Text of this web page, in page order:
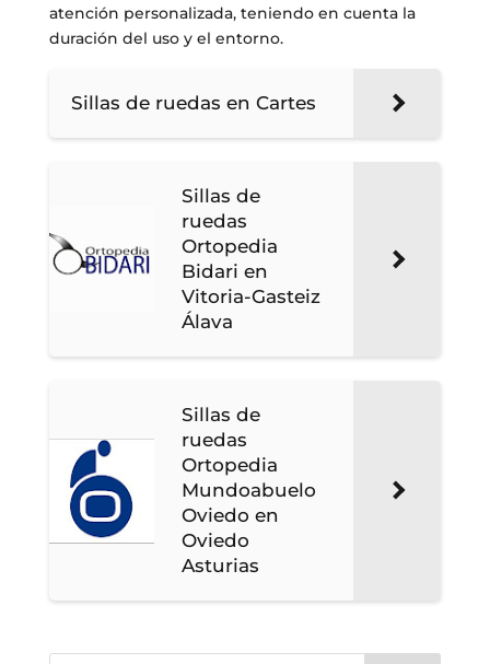
atención personalizada, teniendo en cuenta la
duración del uso y el entorno.
Sillas de ruedas en Cartes
Sillas de
ruedas
Ortopedia
Bidari en
Vitoria-Gasteiz
Álava
Sillas de
ruedas
Ortopedia
Mundoabuelo
Oviedo en
Oviedo
Asturias